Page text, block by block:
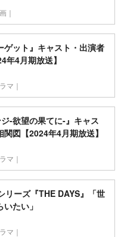
｜
ゲット』キャスト・出演者
年4月期放送】
マ｜
-欲望の果てに-』キャス
関図【2024年4月期放送】
マ｜
ーズ『THE DAYS』「世
たい」
マ｜